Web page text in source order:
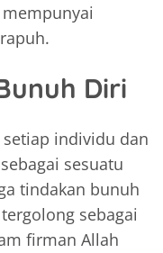
Diri
individu dan
sesuatu
tindakan bunuh
sebagai
firman Allah